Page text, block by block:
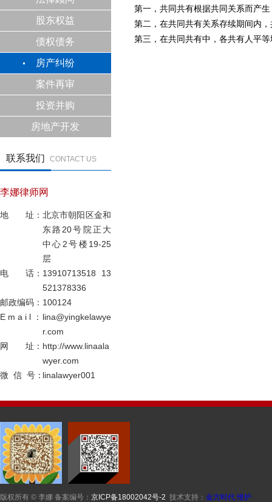
股东权益
债权债务
房产纠纷
案件再审
投资并购
房地产开发
联系我们 CONTACT US
李娜律师网
地 址： 北京市朝阳区金和
东路20号院正大
中心2号楼19-25
层
电 话： 13910713518 13
521378336
邮政编码： 100124
E m a i l ： lina@yingkelawye
r.com
网 址： http://www.linaala
wyer.com
微 信 号：linalawyer001
第一，共同共有根据共同关系而产
第二，在共同共有关系存续期间内
第三，在共同共有中，各共有人平
版权所有 © 李娜 备案编号： 京ICP备18002042号-2 技术支持： 金方时代 维护